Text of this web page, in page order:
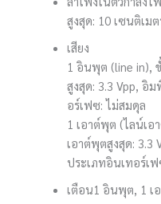
สูงสุด: 10 เซนติเม
เสียง
1 อินพุต (line in),
สูงสุด: 3.3 Vpp, อิ
อร์เฟซ: ไม่สมดุล
1 เอาต์พุต (ไลน์เ
เอาต์พุตสูงสุด:
ประเภทอินเทอร์เ
เตือน1 อินพุต, 1 เ